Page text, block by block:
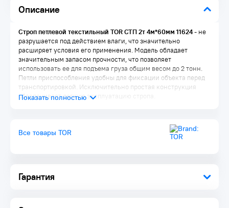
Описание
Гарантия
Строп петлевой текстильный TOR СТП 2т 4м*60мм 11624- не
разрушается под действием влаги, что значительно
расширяет условия его применения. Модель обладает
значительным запасом прочности, что позволяет
использовать ее для подъема груза общим весом до 2 тонн.
Петли приспособления удобны для фиксации объекта перед
транспортировкой. Исключительно простая конструкция
обеспечивает легкую эксплуатацию стропа.
Все товары TOR